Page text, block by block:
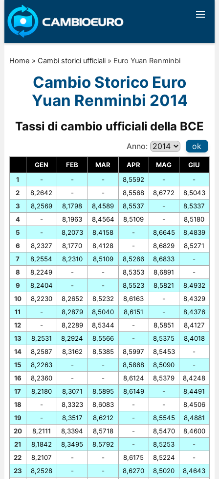
Home » Cambi storici ufficiali» Euro Yuan Renminbi
Cambio Storico Euro
Yuan Renminbi 2014
Tassi di cambio ufficiali della BCE
Anno: ok
GEN FEB MAR APR MAG
GIU
1
2
3
4
5
6
7
8
9
10
11
12
13
14
15
16
17
18
19
20
21
22
23
-
8,2642
8,2569
-
-
8,2327
8,2554
8,2249
8,2404
8,2230
-
-
8,2531
8,2587
8,2263
8,2360
8,2180
-
-
8,2111
8,1842
8,2107
8,2528
-
-
8,1798
8,1963
8,2073
8,1770
8,2310
-
-
8,2652
8,2879
8,2289
8,2924
8,3162
-
-
8,3071
8,3323
8,3517
8,3394
8,3495
-
-
-
-
8,4589
8,4564
8,4158
8,4128
8,5109
-
-
8,5232
8,5040
8,5344
8,5566
8,5385
-
-
8,5895
8,6083
8,6212
8,5718
8,5792
-
-
8,5592
8,5568
8,5537
8,5109
-
-
8,5266
8,5353
8,5523
8,6163
8,6151
-
-
8,5997
8,5868
8,6124
8,6149
-
-
-
-
8,6175
8,6270
-
8,6772
-
-
8,6645
8,6829
8,6833
8,6891
8,5821
-
-
8,5851
8,5375
8,5453
8,5090
8,5379
-
-
8,5545
8,5470
8,5253
8,5224
8,5020
-
8,5043
8,5337
8,5180
8,4839
8,5271
-
-
8,4932
8,4329
8,4376
8,4127
8,4018
-
-
8,4248
8,4491
8,4506
8,4881
8,4600
-
-
8,4643